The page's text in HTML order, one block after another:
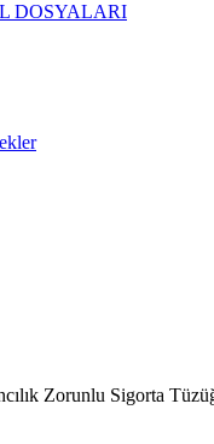
DOSYALARI
Zorunlu Sigorta